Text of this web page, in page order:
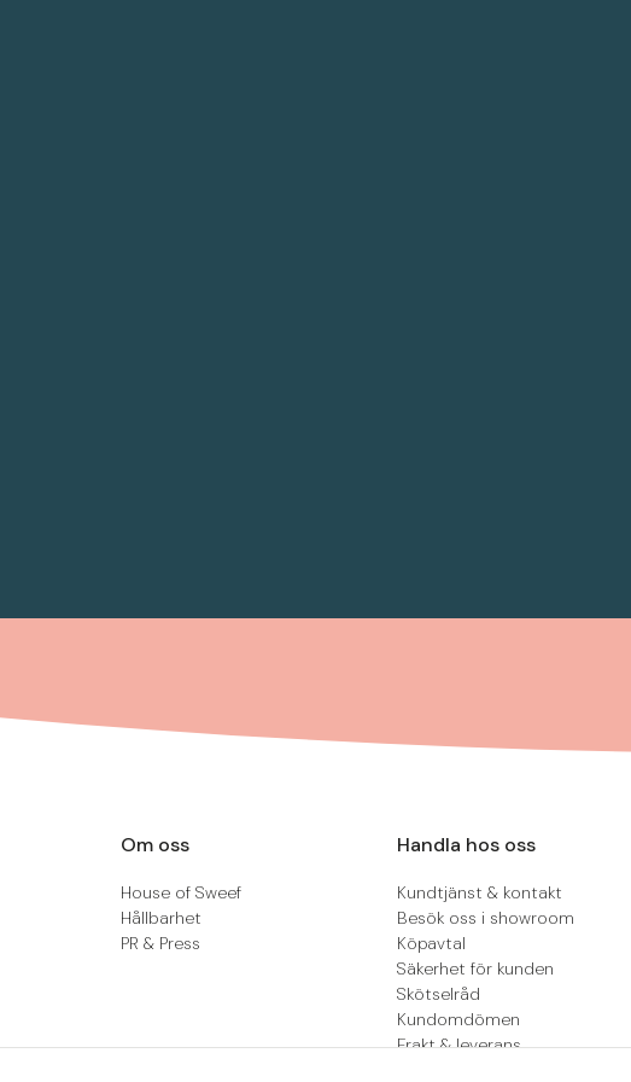
Om oss
House of Sweef
Hållbarhet
PR & Press
Handla hos oss
Kundtjänst & kontakt
Besök oss i showroom
Köpavtal
Säkerhet för kunden
Skötselråd
Kundomdömen
Frakt & leverans